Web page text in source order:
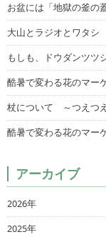
お盆には「地獄の釜の
大山とラジオとワタシ
もしも、ドウダンツツ
酷暑で変わる花のマー
杖について ～つえつ
酷暑で変わる花のマー
アーカイブ
2026年
2025年